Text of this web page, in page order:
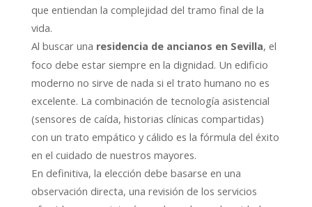
que entiendan la complejidad del tramo final de la
vida.
Al buscar una residencia de ancianos en Sevilla, el
foco debe estar siempre en la dignidad. Un edificio
moderno no sirve de nada si el trato humano no es
excelente. La combinación de tecnología asistencial
(sensores de caída, historias clínicas compartidas)
con un trato empático y cálido es la fórmula del éxito
en el cuidado de nuestros mayores.
En definitiva, la elección debe basarse en una
observación directa, una revisión de los servicios